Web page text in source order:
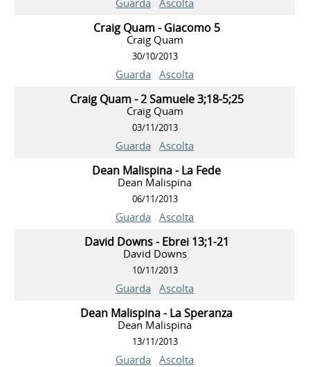
Craig Quam - Giacomo 5
Craig Quam
30/10/2013
Guarda Ascolta
Craig Quam - 2 Samuele 3;18-5;25
Craig Quam
03/11/2013
Guarda Ascolta
Dean Malispina - La Fede
Dean Malispina
06/11/2013
Guarda Ascolta
David Downs - Ebrei 13;1-21
David Downs
10/11/2013
Guarda Ascolta
Dean Malispina - La Speranza
Dean Malispina
13/11/2013
Guarda Ascolta